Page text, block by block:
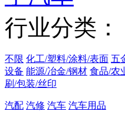
行业分类：
不限 化工/塑料/涂料/表面 五
设备 能源/冶金/钢材 食品/农
刷/包装/丝印
汽配 汽修 汽车 汽车用品